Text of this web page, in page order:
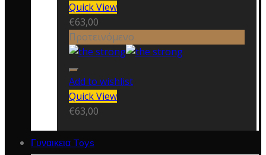
Quick View
€63,00
Προτεινόμενο
Add to wishlist
Quick View
€63,00
Γυναικεια Toys